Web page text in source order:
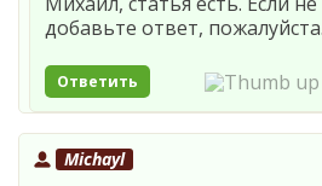
добавьте ответ, пожалуйста.
Ответить
Michayl